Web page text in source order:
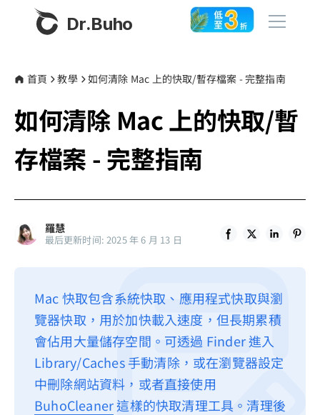
Dr.Buho
產品
BuhoCleaner
BuhoUnlocker
BuhoRepair
BuhoNTFS
商店
關於我們
聯絡我們
隱私權政策
服務條款
退款政策
首頁 教學 如何清除 Mac 上的快取/暫存檔案 - 完整指南
如何清除 Mac 上的快取/暫
存檔案 - 完整指南
羅慧
最后更新时间: 2025 年 6 月 13 日
Mac 快取包含系統快取、應用程式快取與瀏
覽器快取，用於加快載入速度，但長期累積
會佔用大量儲存空間。可透過 Finder 進入
Library/Caches 手動清除，或在瀏覽器設定
中刪除網站資料，或者直接使用
BuhoCleaner這樣的快取清理工具。清理後